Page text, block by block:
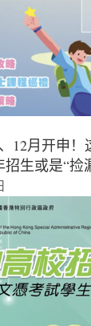
12月开申
生或是“捡